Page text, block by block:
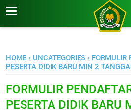
-->
HOME › UNCATEGORIES › FORMULIR
PESERTA DIDIK BARU MIN 2
FORMULIR
PESERTA DIDIK BARU